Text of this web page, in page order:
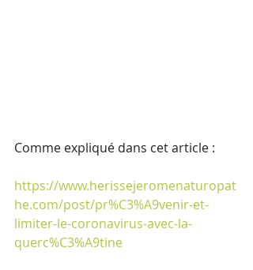
Comme expliqué dans cet article :
https://www.herissejeromenaturopat
he.com/post/pr%C3%A9venir-et-
limiter-le-coronavirus-avec-la-
querc%C3%A9tine